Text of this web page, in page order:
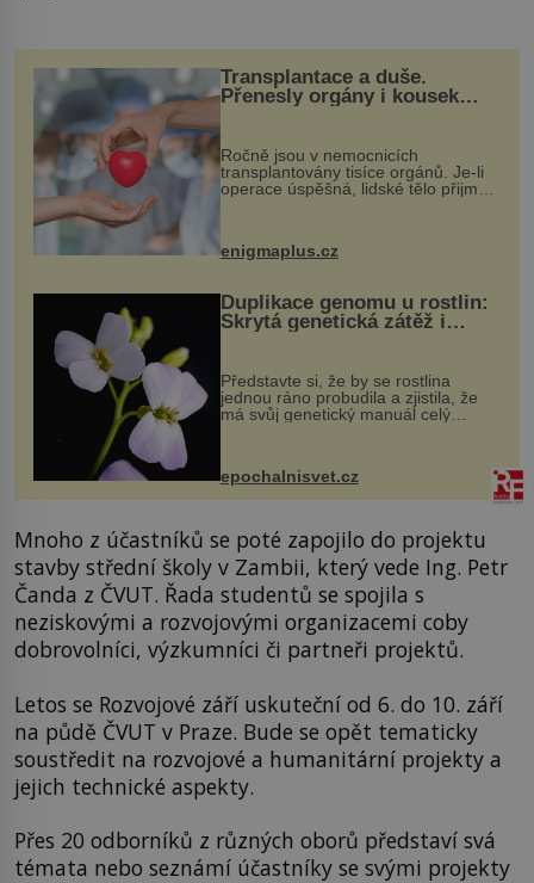
Transplantace a duše.
Přenesly orgány i kousek
Ročně jsou v nemocnicích
transplantovány tisíce orgánů. Je-li
operace úspěšná, lidské tělo přijme
enigmaplus.cz
Duplikace genomu u rostlin:
Skrytá genetická zátěž i
Představte si, že by se rostlina
jednou ráno probudila a zjistila, že
má svůj genetický manuál celý
vstupenka...
epochalnisvet.cz
Mnoho z účastníků se poté zapojilo do projektu
stavby střední školy v Zambii, který vede Ing. Petr
Čanda z ČVUT. Řada studentů se spojila s
neziskovými a rozvojovými organizacemi coby
dobrovolníci, výzkumníci či partneři projektů.
Letos se Rozvojové září uskuteční od 6. do 10. září
na půdě ČVUT v Praze. Bude se opět tematicky
soustředit na rozvojové a humanitární projekty a
jejich technické aspekty.
Přes 20 odborníků z různých oborů představí svá
témata nebo seznámí účastníky se svými projekty